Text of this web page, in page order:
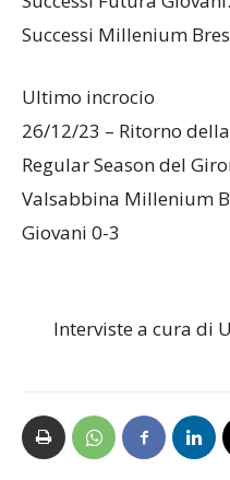
Successi Millenium
26/12/23 – Ritorno
Regular Season del
Valsabbina Millenium
Giovani 0-3
Interviste a cura di